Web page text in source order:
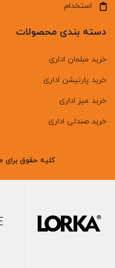
استخدام
دسته بندی محصولات
خرید مبلمان اداری
خرید پارتیشن اداری
خرید میز اداری
خرید صندلی اداری
کلیه حقوق برای